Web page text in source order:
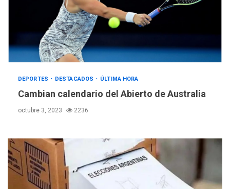
DEPORTES DESTACADOS ÚLTIMA HORA
Cambian calendario del Abierto de Australia
octubre 3, 2023 2236